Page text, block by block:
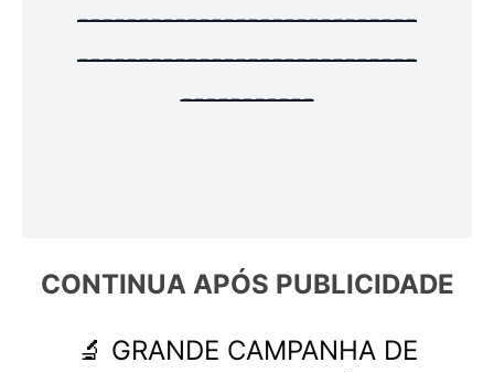
----------------------------
----------------------------
-----------
CONTINUA APÓS PUBLICIDADE
🔬 GRANDE CAMPANHA DE